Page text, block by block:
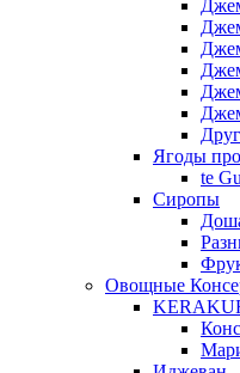
Ягоды
te
Сиропы
Овощные